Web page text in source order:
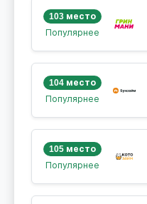
103 место
Популярнее
104 место
Популярнее
105 место
Популярнее